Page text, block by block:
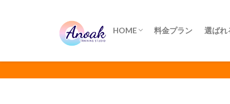
HOME 料金プラン 選ばれ